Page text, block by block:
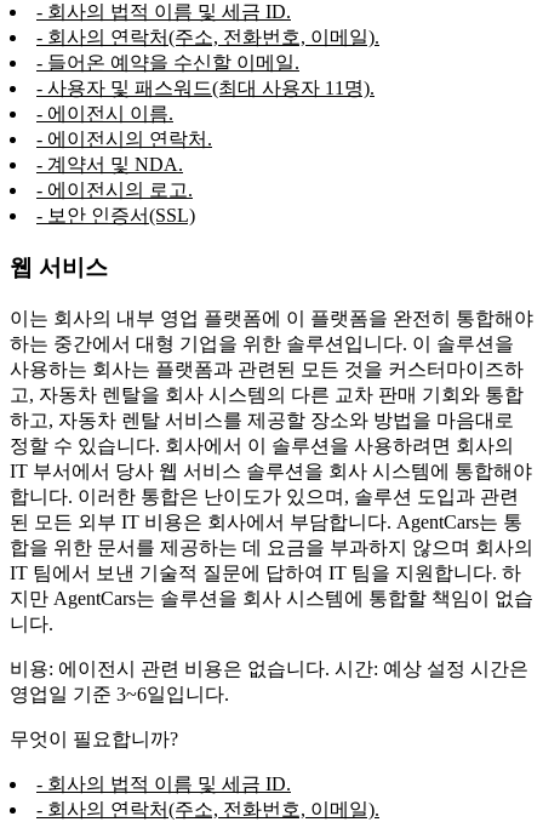
- 회사의 법적 이름 및 세금 ID.
- 회사의 연락처(주소, 전화번호, 이메일).
- 들어온 예약을 수신할 이메일.
- 사용자 및 패스워드(최대 사용자 11명).
- 에이전시 이름.
- 에이전시의 연락처.
- 계약서 및 NDA.
- 에이전시의 로고.
- 보안 인증서(SSL)
웹 서비스
이는 회사의 내부 영업 플랫폼에 이 플랫폼을 완전히 통합해야
하는 중간에서 대형 기업을 위한 솔루션입니다. 이 솔루션을
사용하는 회사는 플랫폼과 관련된 모든 것을 커스터마이즈하
고, 자동차 렌탈을 회사 시스템의 다른 교차 판매 기회와 통합
하고, 자동차 렌탈 서비스를 제공할 장소와 방법을 마음대로
정할 수 있습니다. 회사에서 이 솔루션을 사용하려면 회사의
IT 부서에서 당사 웹 서비스 솔루션을 회사 시스템에 통합해야
합니다. 이러한 통합은 난이도가 있으며, 솔루션 도입과 관련
된 모든 외부 IT 비용은 회사에서 부담합니다. AgentCars는 통
합을 위한 문서를 제공하는 데 요금을 부과하지 않으며 회사의
IT 팀에서 보낸 기술적 질문에 답하여 IT 팀을 지원합니다. 하
지만 AgentCars는 솔루션을 회사 시스템에 통합할 책임이 없습
니다.
비용: 에이전시 관련 비용은 없습니다. 시간: 예상 설정 시간은
영업일 기준 3~6일입니다.
무엇이 필요합니까?
- 회사의 법적 이름 및 세금 ID.
- 회사의 연락처(주소, 전화번호, 이메일).